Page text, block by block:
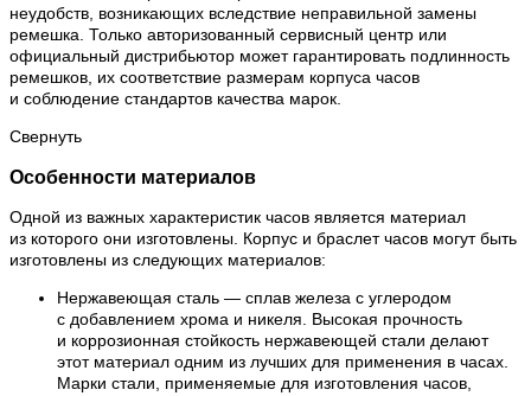
неудобств, возникающих вследствие неправильной замены
ремешка. Только авторизованный сервисный центр или
официальный дистрибьютор может гарантировать подлинность
ремешков, их соответствие размерам корпуса часов
и соблюдение стандартов качества марок.
Свернуть
Особенности материалов
Одной из важных характеристик часов является материал
из которого они изготовлены. Корпус и браслет часов могут быть
изготовлены из следующих материалов:
Нержавеющая сталь — сплав железа с углеродом
с добавлением хрома и никеля. Высокая прочность
и коррозионная стойкость нержавеющей стали делают
этот материал одним из лучших для применения в часах.
Марки стали, применяемые для изготовления часов,